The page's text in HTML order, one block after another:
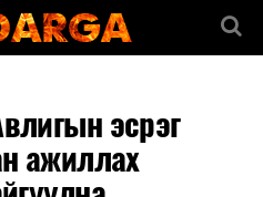
эсрэг
ажиллах